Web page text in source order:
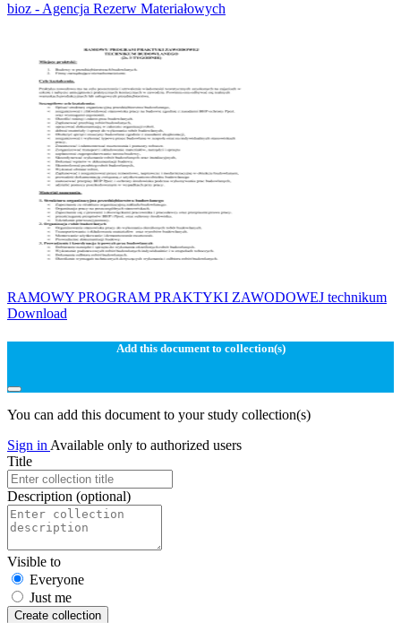
bioz - Agencja Rezerw Materiałowych
RAMOWY PROGRAM PRAKTYKI ZAWODOWEJ technikum
Download
Add this document to collection(s)
You can add this document to your study collection(s)
Sign in Available only to authorized users
Title
Description (optional)
Visible to
Everyone
Just me
Create collection